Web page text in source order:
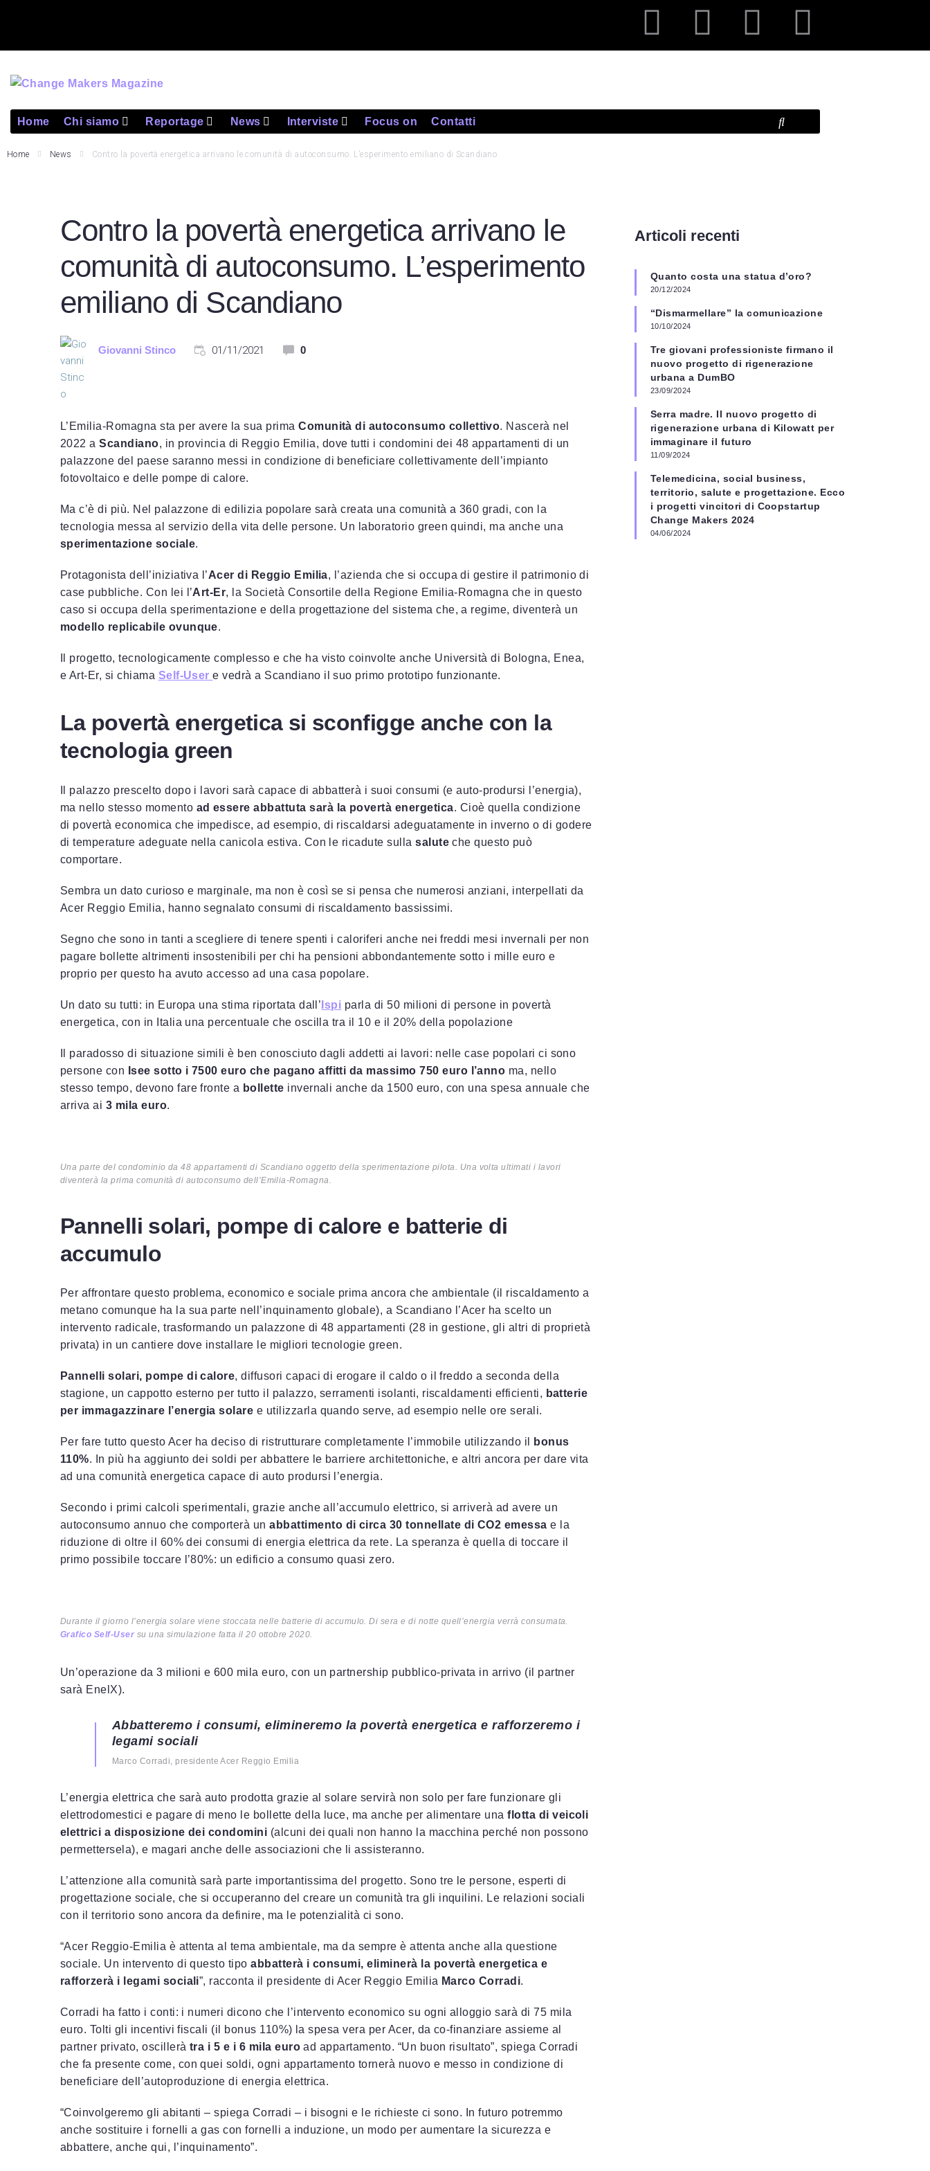
Home Chi siamo Reportage News Interviste Focus on Contatti
Home News Contro la povertà energetica arrivano le comunità di autoconsumo. L’esperimento emiliano di Scandiano
Contro la povertà energetica arrivano le
comunità di autoconsumo. L’esperimento
emiliano di Scandiano
Giovanni Stinco 01/11/2021 0
L’Emilia-Romagna sta per avere la sua primaComunità di autoconsumo collettivo. Nascerà nel
2022 aScandiano, in provincia di Reggio Emilia, dove tutti i condomini dei 48 appartamenti di un
palazzone del paese saranno messi in condizione di beneficiare collettivamente dell’impianto
fotovoltaico e delle pompe di calore.
Ma c’è di più. Nel palazzone di edilizia popolare sarà creata una comunità a 360 gradi, con la
tecnologia messa al servizio della vita delle persone. Un laboratorio green quindi, ma anche una
sperimentazione sociale.
Protagonista dell’iniziativa l’Acer di Reggio Emilia, l’azienda che si occupa di gestire il patrimonio di
case pubbliche. Con lei l’Art-Er, la Società Consortile della Regione Emilia-Romagna che in questo
caso si occupa della sperimentazione e della progettazione del sistema che, a regime, diventerà un
modello replicabile ovunque.
Il progetto, tecnologicamente complesso e che ha visto coinvolte anche Università di Bologna, Enea,
e Art-Er, si chiama Self-Usere vedrà a Scandiano il suo primo prototipo funzionante.
La povertà energetica si sconfigge anche con la
tecnologia green
Il palazzo prescelto dopo i lavori sarà capace di abbatterà i suoi consumi (e auto-prodursi l’energia),
ma nello stesso momento ad essere abbattuta sarà la povertà energetica. Cioè quella condizione
di povertà economica che impedisce, ad esempio, di riscaldarsi adeguatamente in inverno o di godere
di temperature adeguate nella canicola estiva. Con le ricadute sullasalute che questo può
comportare.
Sembra un dato curioso e marginale, ma non è così se si pensa che numerosi anziani, interpellati da
Acer Reggio Emilia, hanno segnalato consumi di riscaldamento bassissimi.
Segno che sono in tanti a scegliere di tenere spenti i caloriferi anche nei freddi mesi invernali per non
pagare bollette altrimenti insostenibili per chi ha pensioni abbondantemente sotto i mille euro e
proprio per questo ha avuto accesso ad una casa popolare.
Un dato su tutti: in Europa una stima riportata dall’ Ispi parla di 50 milioni di persone in povertà
energetica, con in Italia una percentuale che oscilla tra il 10 e il 20% della popolazione
Il paradosso di situazione simili è ben conosciuto dagli addetti ai lavori: nelle case popolari ci sono
persone con Isee sotto i 7500 euro che pagano affitti da massimo 750 euro l’anno ma, nello
stesso tempo, devono fare fronte a bollette invernali anche da 1500 euro, con una spesa annuale che
arriva ai 3 mila euro.
Una parte del condominio da 48 appartamenti di Scandiano oggetto della sperimentazione pilota. Una volta ultimati i lavori
diventerà la prima comunità di autoconsumo dell’Emilia-Romagna.
Pannelli solari, pompe di calore e batterie di
accumulo
Per affrontare questo problema, economico e sociale prima ancora che ambientale (il riscaldamento a
metano comunque ha la sua parte nell’inquinamento globale), a Scandiano l’Acer ha scelto un
intervento radicale, trasformando un palazzone di 48 appartamenti (28 in gestione, gli altri di proprietà
privata) in un cantiere dove installare le migliori tecnologie green.
Pannelli solari, pompe di calore, diffusori capaci di erogare il caldo o il freddo a seconda della
stagione, un cappotto esterno per tutto il palazzo, serramenti isolanti, riscaldamenti efficienti, batterie
per immagazzinare l’energia solare e utilizzarla quando serve, ad esempio nelle ore serali.
Per fare tutto questo Acer ha deciso di ristrutturare completamente l’immobile utilizzando il
bonus
110%. In più ha aggiunto dei soldi per abbattere le barriere architettoniche, e altri ancora per dare vita
ad una comunità energetica capace di auto prodursi l’energia.
Secondo i primi calcoli sperimentali, grazie anche all’accumulo elettrico, si arriverà ad avere un
autoconsumo annuo che comporterà unabbattimento di circa 30 tonnellate di CO2 emessa e la
riduzione di oltre il 60% dei consumi di energia elettrica da rete. La speranza è quella di toccare il
primo possibile toccare l’80%: un edificio a consumo quasi zero.
Durante il giorno l’energia solare viene stoccata nelle batterie di accumulo. Di sera e di notte quell’energia verrà consumata.
Grafico Self-User su una simulazione fatta il 20 ottobre 2020.
Un’operazione da 3 milioni e 600 mila euro, con un partnership pubblico-privata in arrivo (il partner
sarà EnelX).
Abbatteremo i consumi, elimineremo la povertà energetica e rafforzeremo i
legami sociali
Marco Corradi, presidente Acer Reggio Emilia
L’energia elettrica che sarà auto prodotta grazie al solare servirà non solo per fare funzionare gli
elettrodomestici e pagare di meno le bollette della luce, ma anche per alimentare unaflotta di veicoli
elettrici a disposizione dei condomini (alcuni dei quali non hanno la macchina perché non possono
permettersela), e magari anche delle associazioni che li assisteranno.
L’attenzione alla comunità sarà parte importantissima del progetto. Sono tre le persone, esperti di
progettazione sociale, che si occuperanno del creare un comunità tra gli inquilini. Le relazioni sociali
con il territorio sono ancora da definire, ma le potenzialità ci sono.
“Acer Reggio-Emilia è attenta al tema ambientale, ma da sempre è attenta anche alla questione
sociale. Un intervento di questo tipoabbatterà i consumi, eliminerà la povertà energetica e
rafforzerà i legami sociali”, racconta il presidente di Acer Reggio Emilia Marco Corradi.
Corradi ha fatto i conti: i numeri dicono che l’intervento economico su ogni alloggio sarà di 75 mila
euro. Tolti gli incentivi fiscali (il bonus 110%) la spesa vera per Acer, da co-finanziare assieme al
partner privato, oscillerà tra i 5 e i 6 mila euro ad appartamento. “Un buon risultato”, spiega Corradi
che fa presente come, con quei soldi, ogni appartamento tornerà nuovo e messo in condizione di
beneficiare dell’autoproduzione di energia elettrica.
“Coinvolgeremo gli abitanti – spiega Corradi – i bisogni e le richieste ci sono. In futuro potremmo
anche sostituire i fornelli a gas con fornelli a induzione, un modo per aumentare la sicurezza e
abbattere, anche qui, l’inquinamento”.
Articoli recenti
Quanto costa una statua d’oro?
20/12/2024
“Dismarmellare” la comunicazione
10/10/2024
Tre giovani professioniste firmano il
nuovo progetto di rigenerazione
urbana a DumBO
23/09/2024
Serra madre. Il nuovo progetto di
rigenerazione urbana di Kilowatt per
immaginare il futuro
11/09/2024
Telemedicina, social business,
territorio, salute e progettazione. Ecco
i progetti vincitori di Coopstartup
Change Makers 2024
04/06/2024